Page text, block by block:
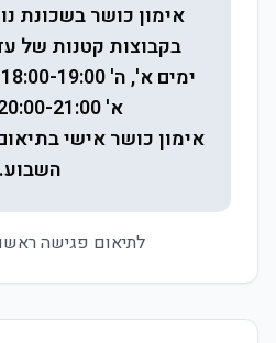
אימון כושר בשכונת
בקבוצות קטנות של עד 5
א' 20:00-21:00 גברים.
אימון כושר אישי
השבוע.
לתיאום פגישה